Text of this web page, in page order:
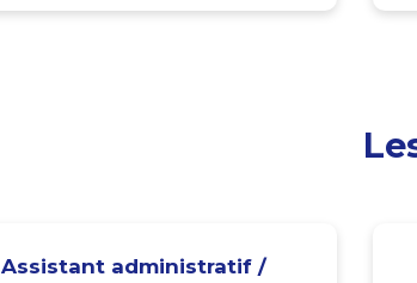
Assistant administratif /